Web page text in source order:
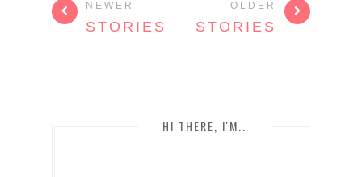
NEWER
STORIES
OLDER
STORIES
HI THERE, I'M..